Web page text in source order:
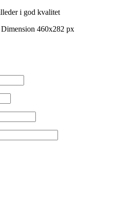
i god kvalitet
460x282 px